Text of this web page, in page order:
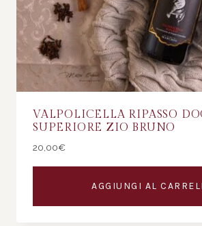
VALPOLICELLA RIPASSO
SUPERIORE ZIO BRUNO
20,00€
AGGIUNGI AL